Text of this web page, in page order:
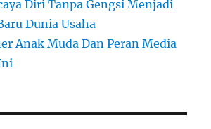
Diri Tanpa Gengsi Menjadi
Dunia Usaha
Anak Muda Dan Peran Media